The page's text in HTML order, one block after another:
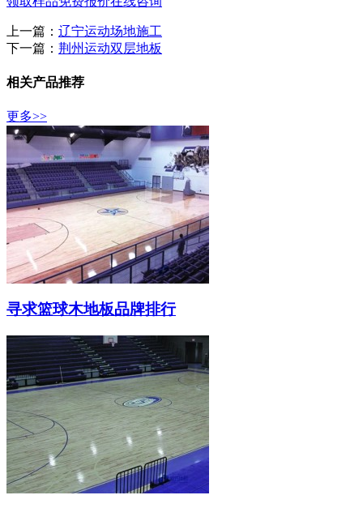
上一篇： 辽宁运动场地施工
下一篇： 荆州运动双层地板
相关产品推荐
更多>>
寻求篮球木地板品牌排行